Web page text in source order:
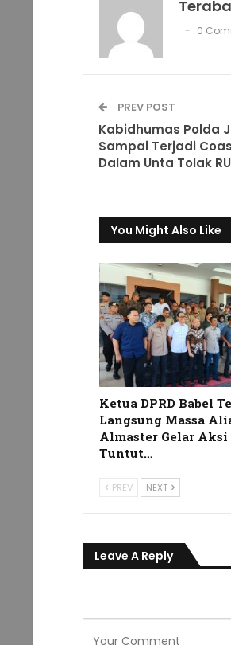
0
PREV POST
Kabidhumas Polda
Sampai Terjadi
Dalam Unta Tolak
You Might Also Like
Ketua DPRD Babel
Langsung Massa
Almaster Gelar Aksi
Tuntut…
PREV NEXT
Leave A Reply